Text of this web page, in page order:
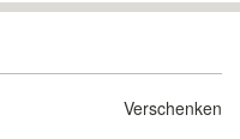
Verschenken